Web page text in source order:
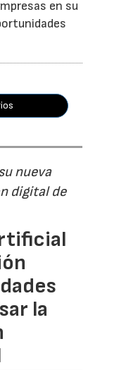
en su
nueva
digital de
la